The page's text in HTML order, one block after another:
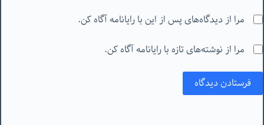
مرا از دیدگاه‌های پس از این با رایانامه آگاه کن.
مرا از نوشته‌های تازه با رایانامه آگاه کن.
فرستادن دیدگاه